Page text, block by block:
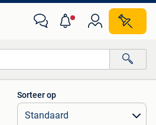
afstanden…
Sorteer op